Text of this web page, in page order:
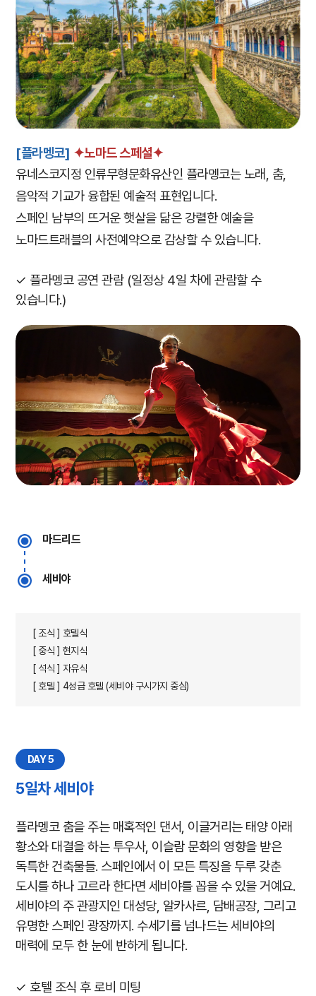
[플라멩코] ✦노마드 스페셜✦
유네스코지정 인류무형문화유산인 플라멩코는 노래, 춤,
음악적 기교가 융합된 예술적 표현입니다.
스페인 남부의 뜨거운 햇살을 닮은 강렬한 예술을
노마드트래블의 사전예약으로 감상할 수 있습니다.
✓ 플라멩코 공연 관람 (일정상 4일 차에 관람할 수
있습니다.)
마드리드
세비야
[ 조식 ] 호텔식
[ 중식 ] 현지식
[ 석식 ] 자유식
[ 호텔 ] 4성급 호텔 (세비야 구시가지 중심)
DAY 5
5일차 세비야
플라멩코 춤을 주는 매혹적인 댄서, 이글거리는 태양 아래
황소와 대결을 하는 투우사, 이슬람 문화의 영향을 받은
독특한 건축물들. 스페인에서 이 모든 특징을 두루 갖춘
도시를 하나 고르라 한다면 세비야를 꼽을 수 있을 거예요.
세비야의 주 관광지인 대성당, 알카사르, 담배공장, 그리고
유명한 스페인 광장까지. 수세기를 넘나드는 세비야의
매력에 모두 한 눈에 반하게 됩니다.
✓ 호텔 조식 후 로비 미팅